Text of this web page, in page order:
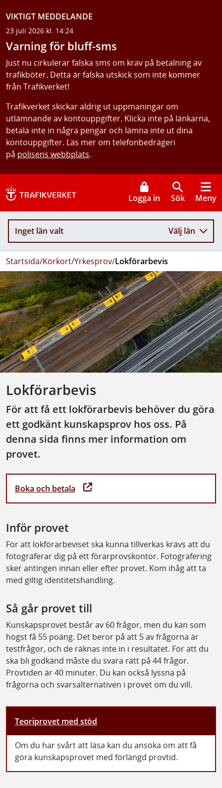
VIKTIGT MEDDELANDE
23 juli 2026 kl. 14:24
Varning för bluff-sms
Just nu cirkulerar falska sms om krav på betalning av
trafikböter. Detta är falska utskick som inte kommer
från Trafikverket!
Trafikverket skickar aldrig ut uppmaningar om
utlämnande av kontouppgifter. Klicka inte på länkarna,
betala inte in några pengar och lämna inte ut dina
kontouppgifter. Läs mer om telefonbedrägeri
på polisens webbplats.
Logga in Sök Meny
Inget län valt Välj län
Startsida/Körkort/Yrkesprov/Lokförarbevis
Lokförarbevis
För att få ett lokförarbevis behöver du göra
ett godkänt kunskapsprov hos oss. På
denna sida finns mer information om
provet.
Boka och betala
Inför provet
För att lokförarbeviset ska kunna tillverkas krävs att du
fotograferar dig på ett förarprovskontor. Fotografering
sker antingen innan eller efter provet. Kom ihåg att ta
med giltig identitetshandling.
Så går provet till
Kunskapsprovet består av 60 frågor, men du kan som
högst få 55 poäng. Det beror på att 5 av frågorna är
testfrågor, och de räknas inte in i resultatet. För att du
ska bli godkänd måste du svara rätt på 44 frågor.
Provtiden är 40 minuter. Du kan också lyssna på
frågorna och svarsalternativen i provet om du vill.
Teoriprovet med stöd
Om du har svårt att läsa kan du ansöka om att få
göra kunskapsprovet med förlängd provtid.